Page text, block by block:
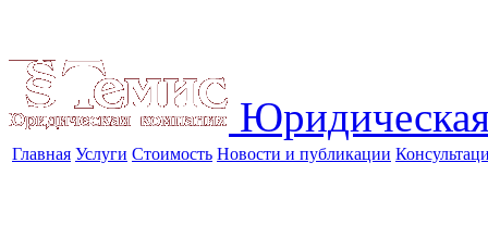
Главная Услуги Стоимость Новости и публикации